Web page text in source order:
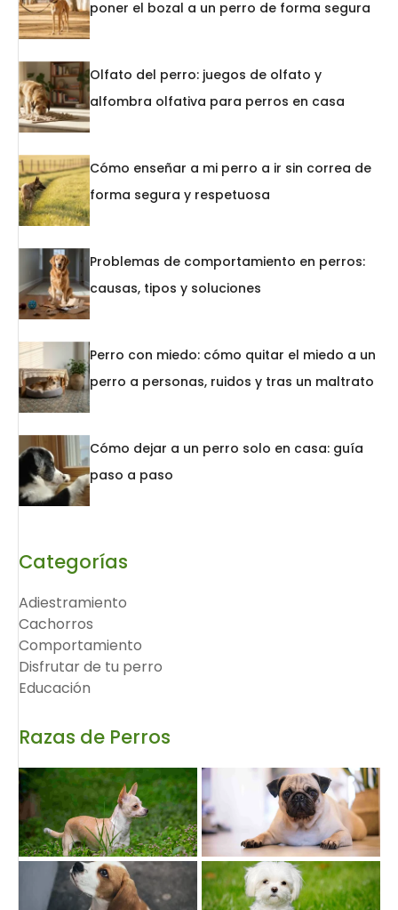
poner el bozal a un perro de forma segura
Olfato del perro: juegos de olfato y
alfombra olfativa para perros en casa
Cómo enseñar a mi perro a ir sin correa de
forma segura y respetuosa
Problemas de comportamiento en perros:
causas, tipos y soluciones
Perro con miedo: cómo quitar el miedo a un
perro a personas, ruidos y tras un maltrato
Cómo dejar a un perro solo en casa: guía
paso a paso
Categorías
Adiestramiento
Cachorros
Comportamiento
Disfrutar de tu perro
Educación
Razas de Perros